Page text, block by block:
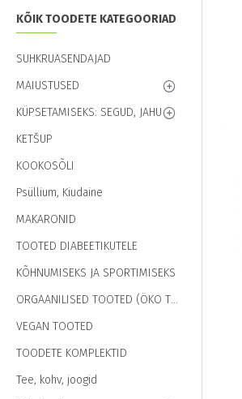
KÕIK TOODETE KATEGOORIAD
SUHKRUASENDAJAD
MAIUSTUSED
KÜPSETAMISEKS: SEGUD, JAHU
KETŠUP
KOOKOSÕLI
Psüllium, Kiudaine
MAKARONID
TOOTED DIABEETIKUTELE
KÕHNUMISEKS JA SPORTIMISEKS
ORGAANILISED TOOTED (ÖKO TOOTED)
VEGAN TOOTED
TOODETE KOMPLEKTID
Tee, kohv, joogid